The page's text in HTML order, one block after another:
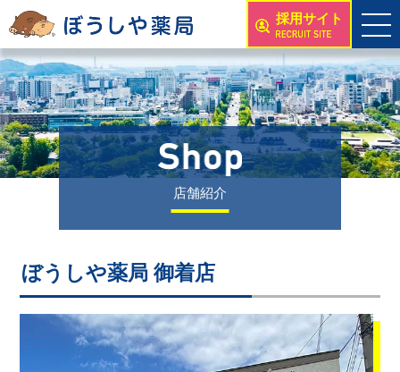
採用サイト
店舗紹介
ぼうしや薬局 御着店